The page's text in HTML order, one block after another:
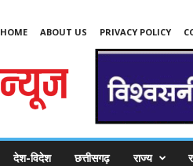
HOME ABOUT US PRIVACY POLICY
देश-विदेश छत्तीसगढ़ राज्य